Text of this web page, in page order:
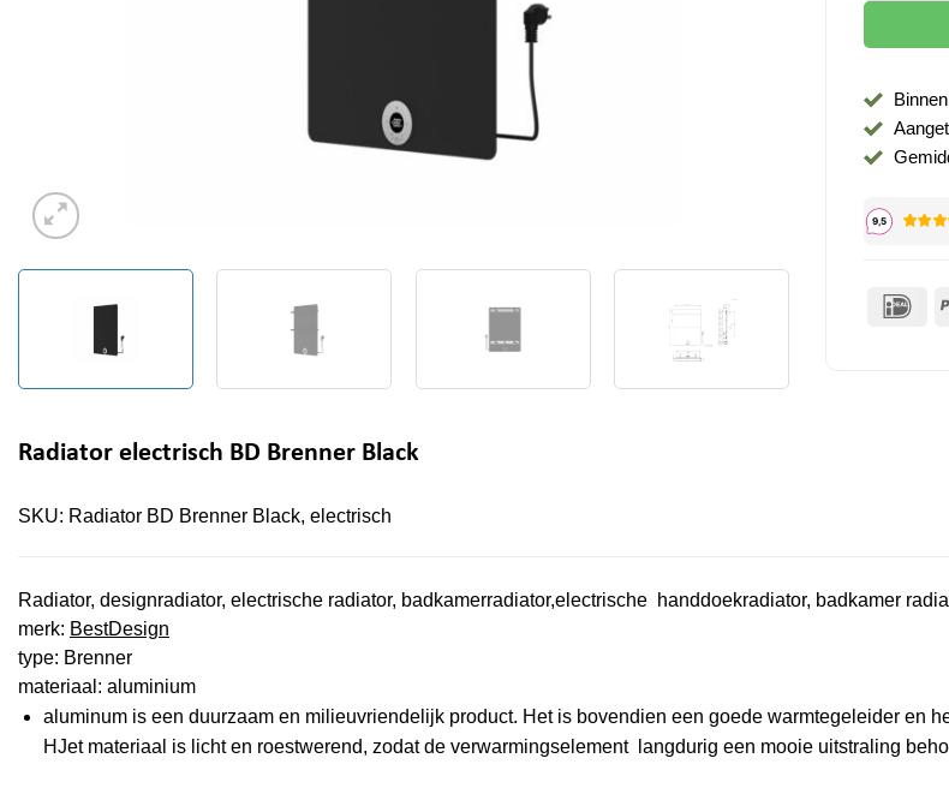
Radiator electrisch BD Brenner Black
SKU: Radiator BD Brenner Black, electrisch
Radiator, designradiator, electrische radiator, badkamerradiator,electrische handdoekradiator, badkamer
merk: BestDesign
type: Brenner
materiaal: aluminium
aluminum is een duurzaam en milieuvriendelijk product. Het is bovendien een goede warmtegeleider en
HJet materiaal is licht en roestwerend, zodat de verwarmingselement langdurig een mooie uitstraling